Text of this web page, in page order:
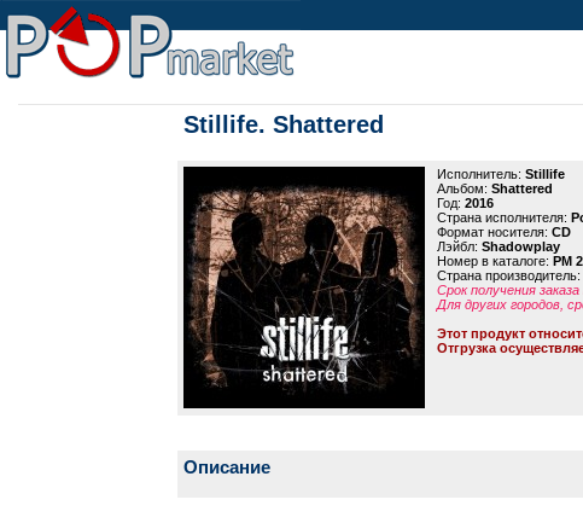
Stillife. Shattered
Исполнитель: Stillife
Альбом: Shattered
Год: 2016
Страна исполнителя:
Формат носителя: CD
Лэйбл: Shadowplay
Номер в каталоге: PM
Страна производитель:
Срок получения
Для других городов,
Этот продукт
Отгрузка
Описание